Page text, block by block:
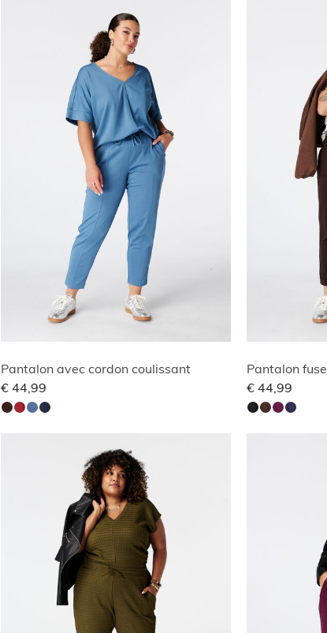
Pantalon avec cordon coulissant
€ 44,99
Pantalon
€ 44,99